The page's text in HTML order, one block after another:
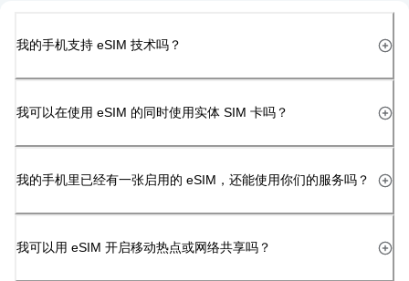
我的手机支持 eSIM 技术吗？
我可以在使用 eSIM 的同时使用实体 SIM 卡吗？
我的手机里已经有一张启用的 eSIM，还能使用你们的服务吗？
我可以用 eSIM 开启移动热点或网络共享吗？